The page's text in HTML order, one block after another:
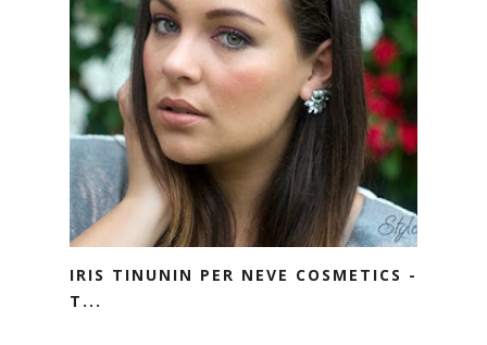
IRIS TINUNIN PER NEVE COSMETICS -
T...